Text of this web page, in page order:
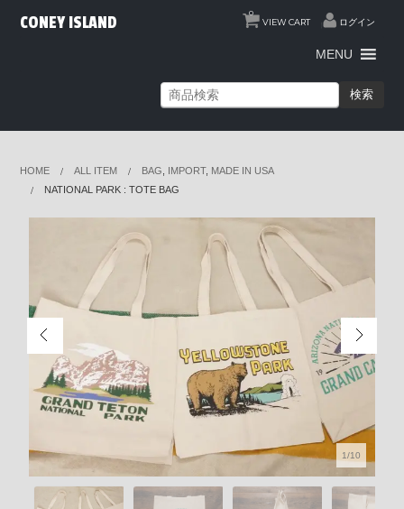
VIEW CART
0
ログイン
CONEY ISLAND
MENU
検索
HOME ALL ITEM BAG IMPORT, MADE IN USA
NATIONAL PARK : TOTE BAG
1/10